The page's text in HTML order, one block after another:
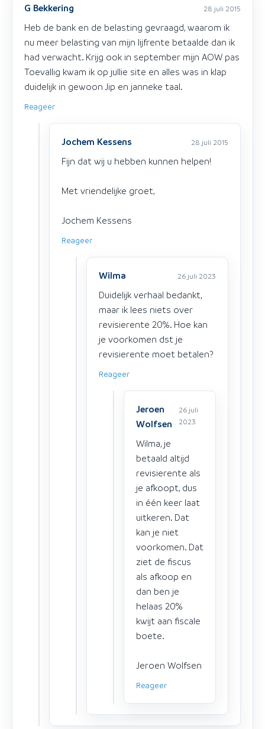
G Bekkering 28 juli 2015
Heb de bank en de belasting gevraagd, waarom ik
nu meer belasting van mijn lijfrente betaalde dan ik
had verwacht. Krijg ook in september mijn AOW pas
Toevallig kwam ik op jullie site en alles was in klap
duidelijk in gewoon Jip en janneke taal.
Reageer
Jochem Kessens 28 juli 2015
Fijn dat wij u hebben kunnen helpen!
Met vriendelijke groet,
Jochem Kessens
Reageer
Wilma 26 juli 2023
Duidelijk verhaal bedankt,
maar ik lees niets over
revisierente 20%. Hoe kan
je voorkomen dst je
revisierente moet betalen?
Reageer
Jeroen
Wolfsen
26 juli
2023
Wilma, je
betaald altijd
revisierente als
je afkoopt, dus
in één keer laat
uitkeren. Dat
kan je niet
voorkomen. Dat
ziet de fiscus
als afkoop en
dan ben je
helaas 20%
kwijt aan fiscale
boete.
Jeroen Wolfsen
Reageer